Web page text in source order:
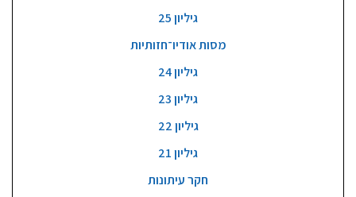
גיליון 25
מסות אודיו־חזותיות
גיליון 24
גיליון 23
גיליון 22
גיליון 21
חקר עיתונות